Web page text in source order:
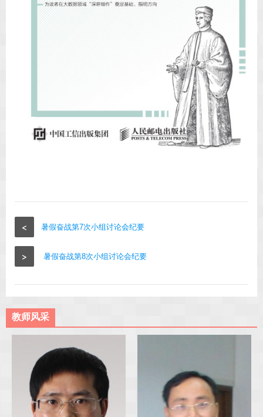
< 暑假奋战第7次小组讨论会纪要
> 暑假奋战第8次小组讨论会纪要
教师风采